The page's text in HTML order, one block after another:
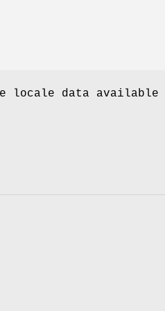
locale data